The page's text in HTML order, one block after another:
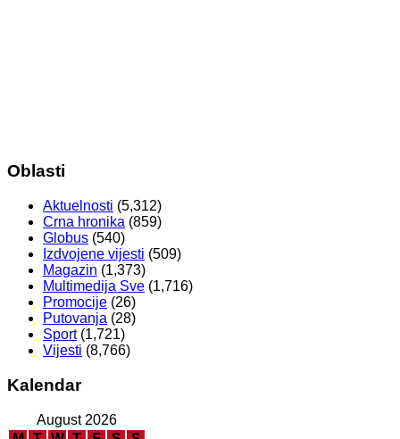
Oblasti
Aktuelnosti (5,312)
Crna hronika (859)
Globus (540)
Izdvojene vijesti (509)
Magazin (1,373)
Multimedija Sve (1,716)
Promocije (26)
Putovanja (28)
Sport(1,721)
Vijesti (8,766)
Kalendar
August 2026